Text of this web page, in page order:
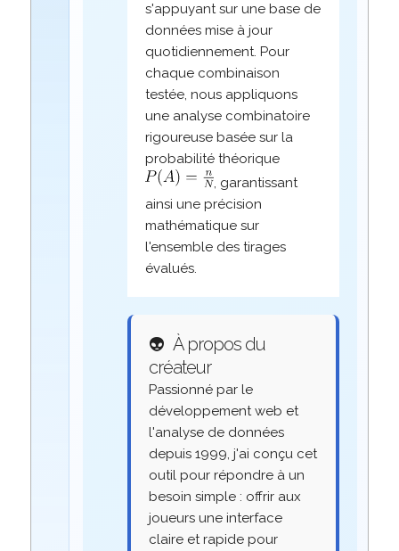
s'appuyant sur une base de
données mise à jour
quotidiennement. Pour
chaque combinaison
testée, nous appliquons
une analyse combinatoire
rigoureuse basée sur la
probabilité théorique
, garantissant
ainsi une précision
mathématique sur
l'ensemble des tirages
évalués.
👽 À propos du
créateur
Passionné par le
développement web et
l'analyse de données
depuis 1999, j'ai conçu cet
outil pour répondre à un
besoin simple : offrir aux
joueurs une interface
claire et rapide pour